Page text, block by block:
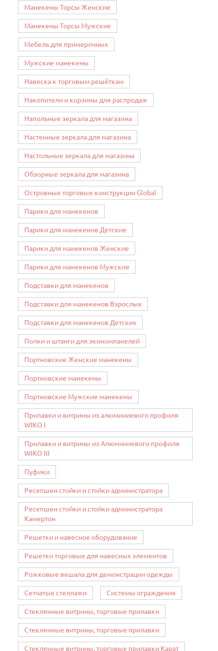
Манекены Торсы Женские
Манекены Торсы Мужские
Мебель для примерочных
Мужские манекены
Навеска к торговым решёткам
Накопители и корзины для распродаж
Напольные зеркала для магазина
Настенные зеркала для магазина
Настольные зеркала для магазина
Обзорные зеркала для магазина
Островные торговые конструкции Global
Парики для манекенов
Парики для манекенов Детские
Парики для манекенов Женские
Парики для манекенов Мужские
Подставки для манекенов
Подставки для манекенов Взрослых
Подставки для манекенов Детских
Полки и штанги для экономпанелей
Портновские Женские манекены
Портновские манекены
Портновские Мужские манекены
Прилавки и витрины из алюминиевого профиля
WIKO I
Прилавки и витрины из Алюминиевого профиля
WIKO III
Пуфики
Ресепшен стойки и стойки администратора
Ресепшен стойки и стойки администратора
Камертон
Решетки и навесное оборудование
Решетки торговые для навесных элементов
Рожковые вешала для демонстрации одежды
Сетчатые стеллажи Системы ограждения
Стеклянные витрины, торговые прилавки
Стеклянные витрины, торговые прилавки
Стеклянные витрины, торговые прилавки Карат